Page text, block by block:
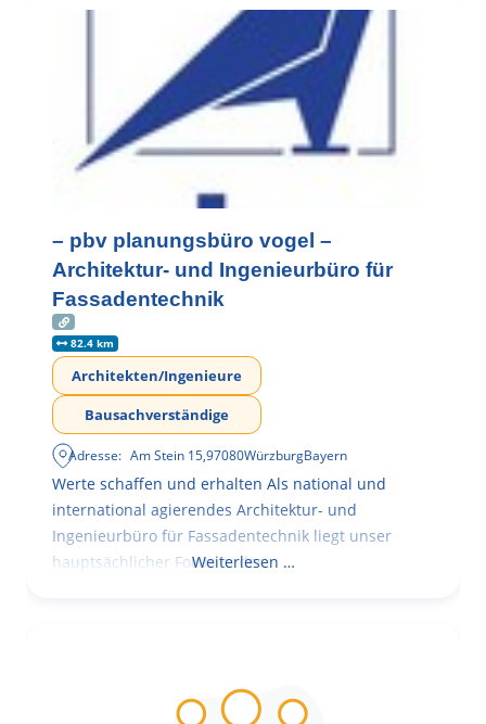
– pbv planungsbüro vogel –
Architektur- und Ingenieurbüro für
Fassadentechnik
82.4 km
Architekten/Ingenieure
Bausachverständige
Adresse: Am Stein 15,97080WürzburgBayern
Werte schaffen und erhalten Als national und
international agierendes Architektur- und
Ingenieurbüro für Fassadentechnik liegt unser
hauptsächlicher Fokus in der
Weiterlesen …